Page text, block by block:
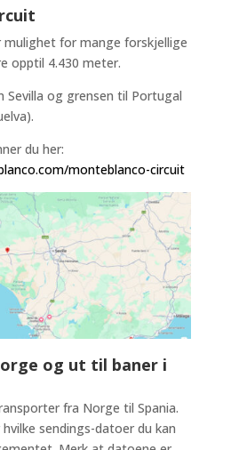
mulighet for mange forskjellige
opptil 4.430 meter.
Sevilla og grensen til Portugal
du her:
monteblanco-circuit
og ut til baner i
fra Norge til Spania.
sendings-datoer du kan